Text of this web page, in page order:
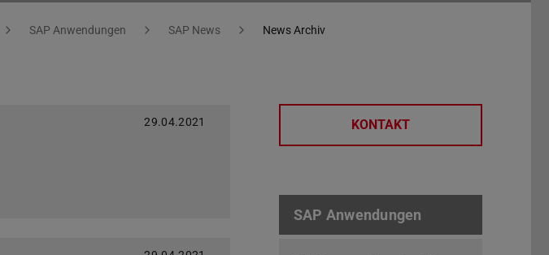
SAP Anwendungen SAP News News Archiv
29.04.2021 KONTAKT
SAP Anwendungen